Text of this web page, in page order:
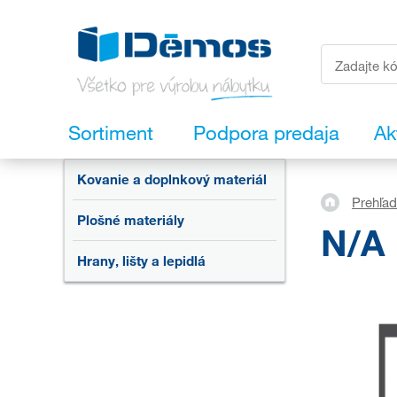
Sortiment Podpora predaja
Kovanie a doplnkový materiál
Plošné materiály
Hrany, lišty a lepidlá N/A